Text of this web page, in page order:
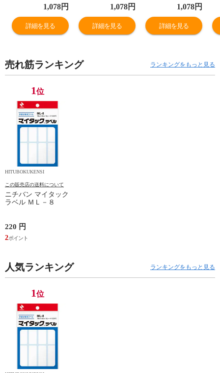
1,078円
詳細を見る
1,078円
詳細を見る
1,078円
詳細を見る
売れ筋ランキング ランキングをもっと見る
1位
HITUBOKUKENSI
この販売店の送料について
ニチバン マイタック
ラベル ＭＬ－８
220 円
2
人気ランキング ランキングをもっと見る
1位